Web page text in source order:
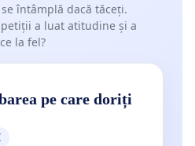
întâmplă dacă tăceți.
a luat atitudine și a
la fel?
pe care doriți